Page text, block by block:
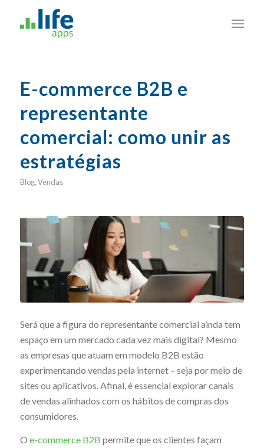
E-commerce B2B e
representante
comercial: como unir as
estratégias
Blog,Vendas
Será que a figura do representante comercial ainda tem
espaço em um mercado cada vez mais digital? Mesmo
as empresas que atuam em modelo B2B estão
experimentando vendas pela internet – seja por meio de
sites ou aplicativos. Afinal, é essencial explorar canais
de vendas alinhados com os hábitos de compras dos
consumidores.
O e-commerce B2B permite que os clientes façam